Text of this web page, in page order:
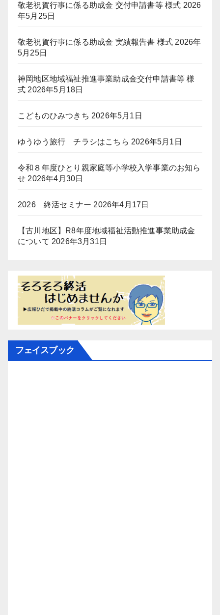
敬老祝賀行事に係る助成金 交付申請書等 様式 2026
年5月25日
敬老祝賀行事に係る助成金 実績報告書 様式 2026年
5月25日
神岡地区地域福祉推進事業助成金交付申請書等 様
式 2026年5月18日
こどものひみつきち 2026年5月1日
ゆうゆう旅行 チラシはこちら 2026年5月1日
令和８年度ひとり親家庭等小学校入学事業のお知ら
せ 2026年4月30日
2026 終活セミナー 2026年4月17日
【古川地区】R8年度地域福祉活動推進事業助成金
について 2026年3月31日
フェイスブック